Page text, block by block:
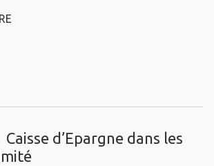
d’Epargne dans les